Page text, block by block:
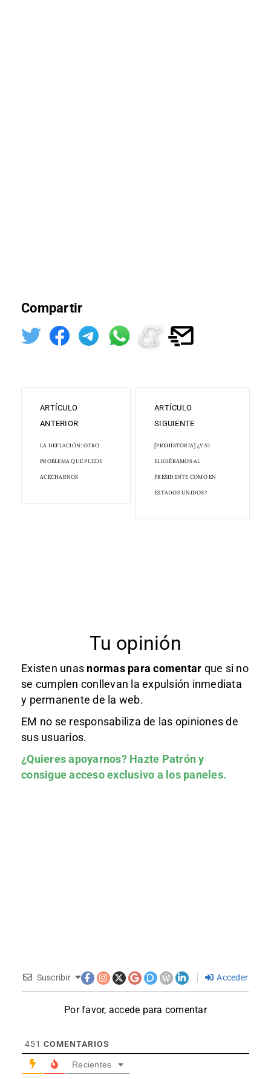
Compartir
ARTÍCULO
ANTERIOR
LA DEFLACIÓN: OTRO
PROBLEMA QUE PUEDE
ACECHARNOS
ARTÍCULO
SIGUIENTE
[PREHISTORIA] ¿Y SI
ELIGIÉRAMOS AL
PRESIDENTE COMO EN
ESTADOS UNIDOS?
Tu opinión
Existen unas normas para comentar que si no
se cumplen conllevan la expulsión inmediata
y permanente de la web.
EM no se responsabiliza de las opiniones de
sus usuarios.
¿Quieres apoyarnos? Hazte Patróny
consigue acceso exclusivo a los paneles.
Suscribir Acceder
Por favor, accede para comentar
451 COMENTARIOS
Recientes